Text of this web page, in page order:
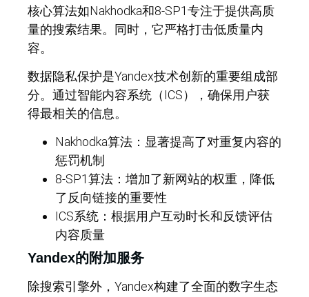
核心算法如Nakhodka和8-SP1专注于提供高质
量的搜索结果。同时，它严格打击低质量内
容。
数据隐私保护是Yandex技术创新的重要组成部
分。通过智能内容系统（ICS），确保用户获
得最相关的信息。
Nakhodka算法：显著提高了对重复内容的
惩罚机制
8-SP1算法：增加了新网站的权重，降低
了反向链接的重要性
ICS系统：根据用户互动时长和反馈评估
内容质量
Yandex的附加服务
除搜索引擎外，Yandex构建了全面的数字生态